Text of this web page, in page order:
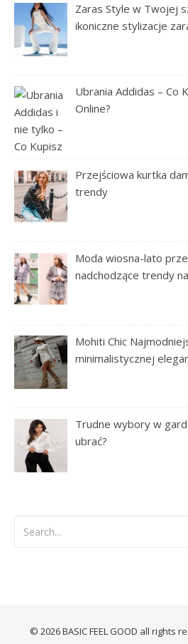
Zaras Style w Twojej
ikoniczne stylizacje
Ubrania Addidas – Co
Online?
Przejściowa kurtka
trendy
Moda wiosna-lato
nadchodzące trendy
Mohiti Chic
minimalistycznej
Trudne wybory w
ubrać?
© 2026 BASIC FEEL GOOD all